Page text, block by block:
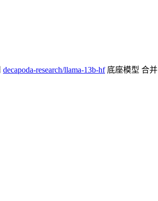
decapoda-research/llama-13b-hf底座模型 合并